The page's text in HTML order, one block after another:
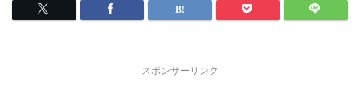
スポンサーリンク